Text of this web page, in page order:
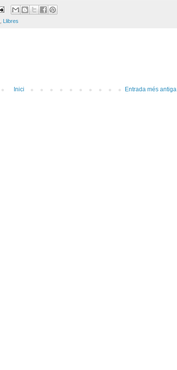
Llibres
Entrada més antiga
Inici